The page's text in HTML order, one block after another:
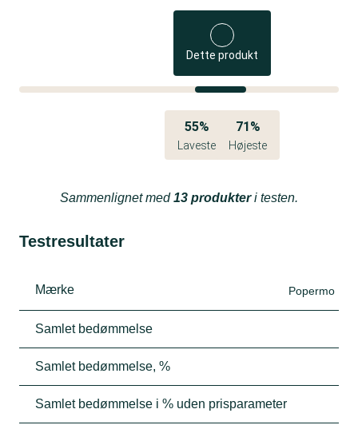
Dette produkt
55%
Laveste
71%
Højeste
Sammenlignet med13 produkteri testen.
Testresultater
Mærke Popermo
Samlet bedømmelse
Samlet bedømmelse, %
Samlet bedømmelse i % uden prisparameter